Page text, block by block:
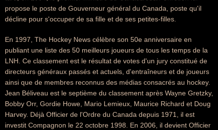
propose le poste de Gouverneur général du Canada, poste qu'il
décline pour s'occuper de sa fille et de ses petites-filles.
En 1997, The Hockey News célèbre son 50e anniversaire en
publiant une liste des 50 meilleurs joueurs de tous les temps de la
LNH. Ce classement est le résultat de votes d'un jury constitué de
directeurs généraux passés et actuels, d'entraîneurs et de joueurs
ainsi que de membres reconnus des médias consacrés au hockey.
Jean Béliveau est le septième du classement après Wayne Gretzky,
Bobby Orr, Gordie Howe, Mario Lemieux, Maurice Richard et Doug
Harvey. Déjà Officier de l'Ordre du Canada depuis 1971, il est
investit Compagnon le 22 octobre 1998. En 2006, il devient Officier